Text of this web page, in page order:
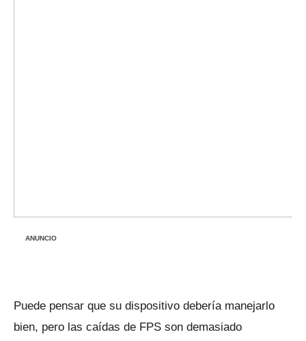
ANUNCIO
Puede pensar que su dispositivo debería manejarlo
bien, pero las caídas de FPS son demasiado